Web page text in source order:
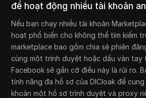
để hoạt động nhiều tài khoản
Nếu bạn chạy nhiều tài khoản
hoạt phổ biến cho không thể tìm kiếm
marketplace bao gồm chia sẻ phiên
cùng một trình duyệt hoặc dấu vân tay
Facebook sẽ gắn cờ điều này là rủi ro.
tính năng đa hồ sơ của DICloak để
khoản một hồ sơ trình duyệt và proxy